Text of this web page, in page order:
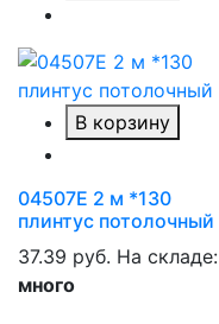
В корзину
04507Е 2 м *130
плинтус потолочный
37.39 руб. На складе:
много